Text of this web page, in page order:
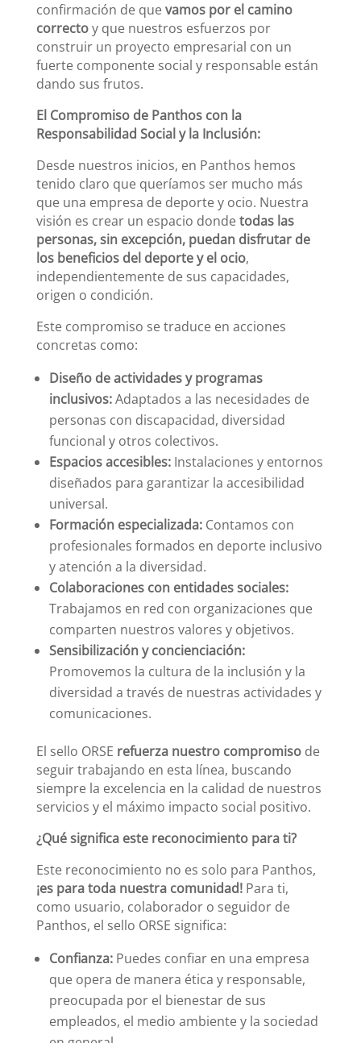
confirmación de quevamos por el camino
correctoy que nuestros esfuerzos por
construir un proyecto empresarial con un
fuerte componente social y responsable están
dando sus frutos.
El Compromiso de Panthos con la
Responsabilidad Social y la Inclusión:
Desde nuestros inicios, en Panthos hemos
tenido claro que queríamos ser mucho más
que una empresa de deporte y ocio. Nuestra
visión es crear un espacio dondetodas las
personas, sin excepción, puedan disfrutar de
los beneficios del deporte y el ocio,
independientemente de sus capacidades,
origen o condición.
Este compromiso se traduce en acciones
concretas como:
Diseño de actividades y programas
inclusivos:Adaptados a las necesidades de
personas con discapacidad, diversidad
funcional y otros colectivos.
Espacios accesibles:Instalaciones y entornos
diseñados para garantizar la accesibilidad
universal.
Formación especializada:Contamos con
profesionales formados en deporte inclusivo
y atención a la diversidad.
Colaboraciones con entidades sociales:
Trabajamos en red con organizaciones que
comparten nuestros valores y objetivos.
Sensibilización y concienciación:
Promovemos la cultura de la inclusión y la
diversidad a través de nuestras actividades y
comunicaciones.
El sello ORSE refuerza nuestro compromisode
seguir trabajando en esta línea, buscando
siempre la excelencia en la calidad de nuestros
servicios y el máximo impacto social positivo.
¿Qué significa este reconocimiento para ti?
Este reconocimiento no es solo para Panthos,
¡es para toda nuestra comunidad!Para ti,
como usuario, colaborador o seguidor de
Panthos, el sello ORSE significa:
Confianza:Puedes confiar en una empresa
que opera de manera ética y responsable,
preocupada por el bienestar de sus
empleados, el medio ambiente y la sociedad